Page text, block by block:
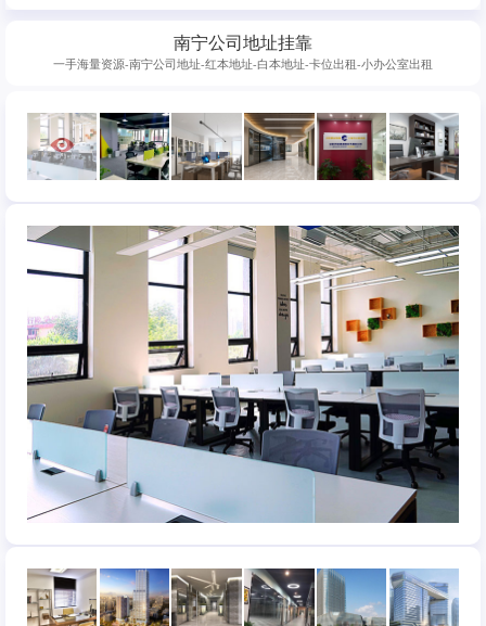
南宁公司地址挂靠
一手海量资源-南宁公司地址-红本地址-白本地址-卡位出租-小办公室出租